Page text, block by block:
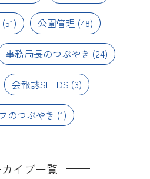
(51) 公園管理 (48)
事務局長のつぶやき (24)
会報誌SEEDS (3)
のつぶやき (1)
イブ一覧